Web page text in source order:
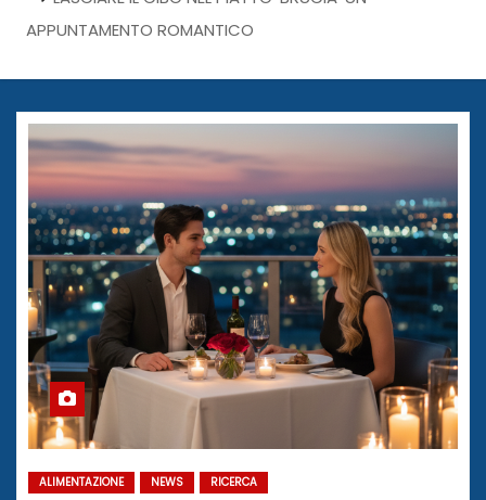
APPUNTAMENTO ROMANTICO
ALIMENTAZIONE NEWS RICERCA